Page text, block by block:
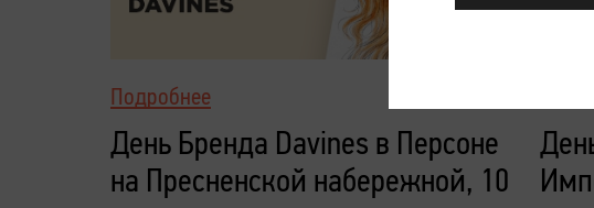
Подробнее
День Бренда Davines в Персоне
на Пресненской набережной, 10